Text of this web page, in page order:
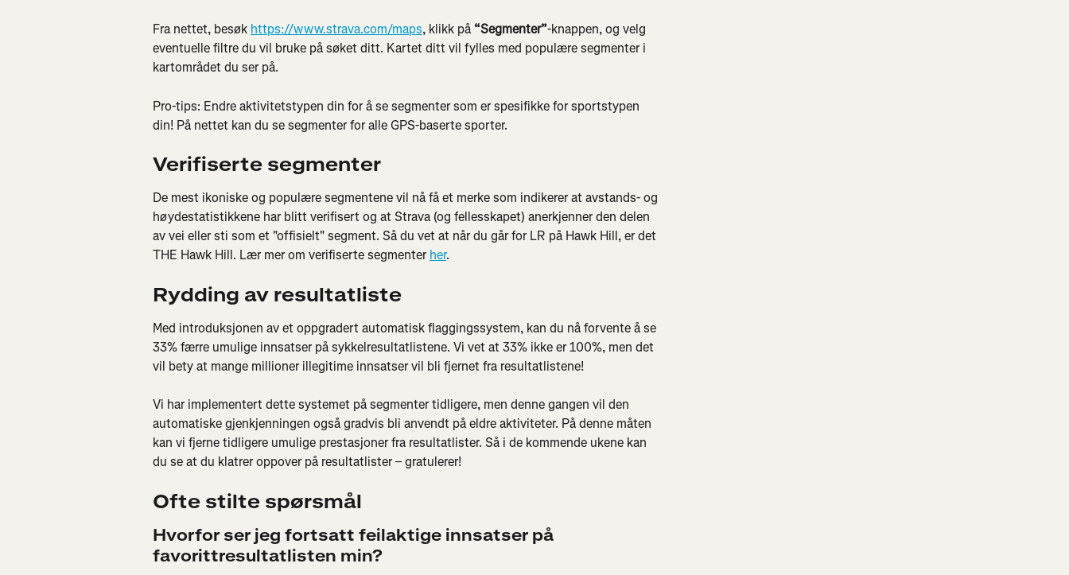
Fra nettet, besøk https://www.strava.com/maps, klikk på “Segmenter”-knappen, og velg
eventuelle filtre du vil bruke på søket ditt. Kartet ditt vil fylles med populære segmenter i
kartområdet du ser på.
Pro-tips: Endre aktivitetstypen din for å se segmenter som er spesifikke for sportstypen
din! På nettet kan du se segmenter for alle GPS-baserte sporter.
Verifiserte segmenter
De mest ikoniske og populære segmentene vil nå få et merke som indikerer at avstands- og
høydestatistikkene har blitt verifisert og at Strava (og fellesskapet) anerkjenner den delen
av vei eller sti som et "offisielt" segment. Så du vet at når du går for LR på Hawk Hill, er det
THE Hawk Hill. Lær mer om verifiserte segmenter her.
Rydding av resultatliste
Med introduksjonen av et oppgradert automatisk flaggingssystem, kan du nå forvente å se
33% færre umulige innsatser på sykkelresultatlistene. Vi vet at 33% ikke er 100%, men det
vil bety at mange millioner illegitime innsatser vil bli fjernet fra resultatlistene!
Vi har implementert dette systemet på segmenter tidligere, men denne gangen vil den
automatiske gjenkjenningen også gradvis bli anvendt på eldre aktiviteter. På denne måten
kan vi fjerne tidligere umulige prestasjoner fra resultatlister. Så i de kommende ukene kan
du se at du klatrer oppover på resultatlister – gratulerer!
Ofte stilte spørsmål
Hvorfor ser jeg fortsatt feilaktige innsatser på
favorittresultatlisten min?